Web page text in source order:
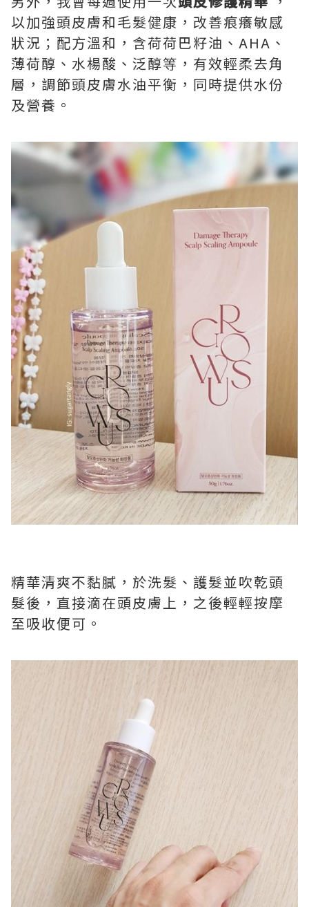
以加強頭皮膚和毛髮健康，改善痕癢敏感
狀況；配方溫和，含荷荷巴籽油、AHA、
薄荷醇、水楊酸、泛醇等，有效輕柔去角
層，調節頭皮膚水油平衡，同時提供水份
及營養。
精華清爽不黏膩，於洗髮、護髮並吹乾頭
髮後，直接滴在頭皮膚上，之後輕輕按摩
至吸收便可。